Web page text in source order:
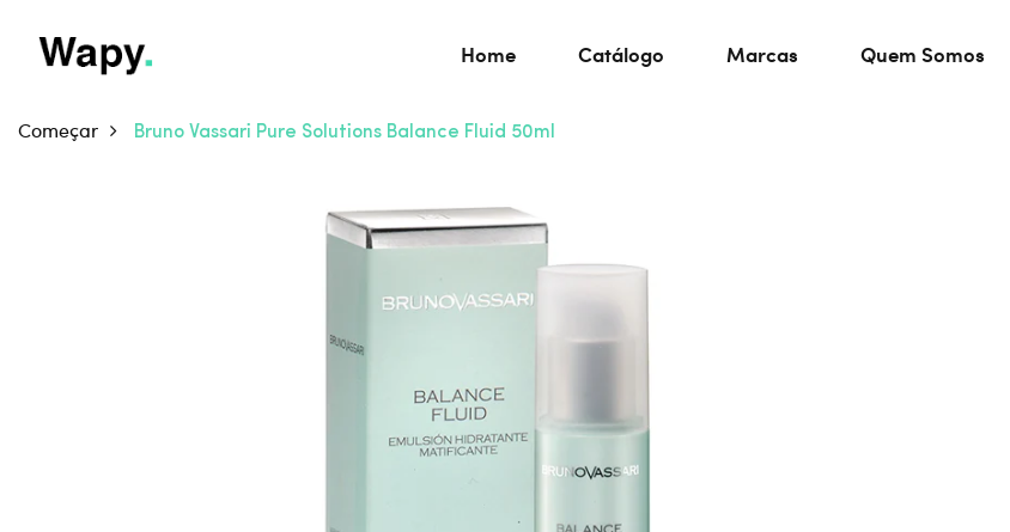
Home Catálogo Marcas Quem Somos
Começar Bruno Vassari Pure Solutions Balance Fluid 50ml